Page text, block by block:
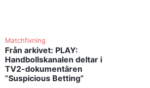
Matchfixning
Från arkivet: PLAY:
Handbollskanalen deltar i
TV2-dokumentären
”Suspicious Betting”